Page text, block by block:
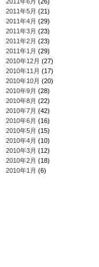
2011年5月 (21)
2011年4月 (29)
2011年3月 (23)
2011年2月 (23)
2011年1月 (29)
2010年12月 (27)
2010年11月 (17)
2010年10月 (20)
2010年9月 (28)
2010年8月 (22)
2010年7月 (42)
2010年6月 (16)
2010年5月 (15)
2010年4月 (10)
2010年3月 (12)
2010年2月 (18)
2010年1月 (6)